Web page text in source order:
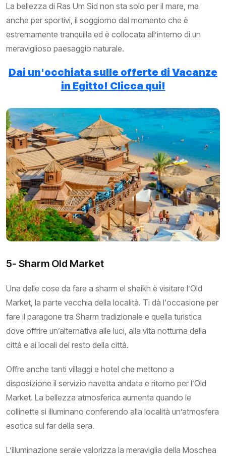
La bellezza di Ras Um Sid non sta solo per il mare, ma
anche per sportivi, il soggiorno dal momento che è
estremamente tranquilla ed è collocata all’interno di un
meraviglioso paesaggio naturale.
Dai un'occhiata sulle offerte di Vacanze
in Egitto! Clicca qui!
5- Sharm Old Market
Una delle cose da fare a sharm el sheikh è visitare l’Old
Market, la parte vecchia della località. Ti dà l'occasione per
fare il paragone tra Sharm tradizionale e quella turistica
dove offrire un’alternativa alle luci, alla vita notturna della
città e ai locali del resto della città.
Offre anche tanti villaggi e hotel che mettono a
disposizione il servizio navetta andata e ritorno per l’Old
Market. La bellezza atmosferica aumenta quando le
collinette si illuminano conferendo alla località un’atmosfera
esotica sul far della sera.
L’illuminazione serale valorizza la meraviglia della Moschea